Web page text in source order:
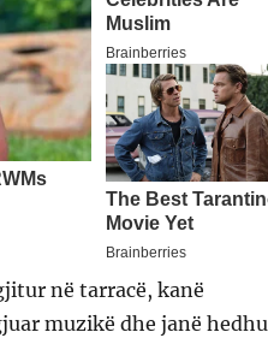
në tarracë, kanë
muzikë dhe janë